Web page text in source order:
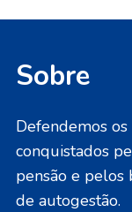
Sobre
Defendemos
conquistados
pensão e pelos
de autogestão.